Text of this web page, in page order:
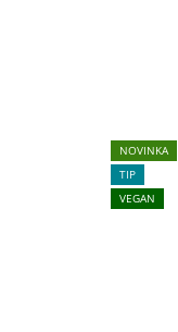
NOVINKA
TIP
VEGAN
NOVINKA
TIP
VEGAN
NOVINKA
NOVINKA
NOVINKA